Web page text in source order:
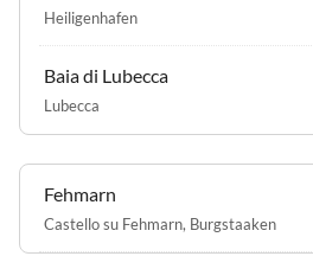
Heiligenhafen
Baia di Lubecca
Lubecca
Fehmarn
Castello su Fehmarn, Burgstaaken